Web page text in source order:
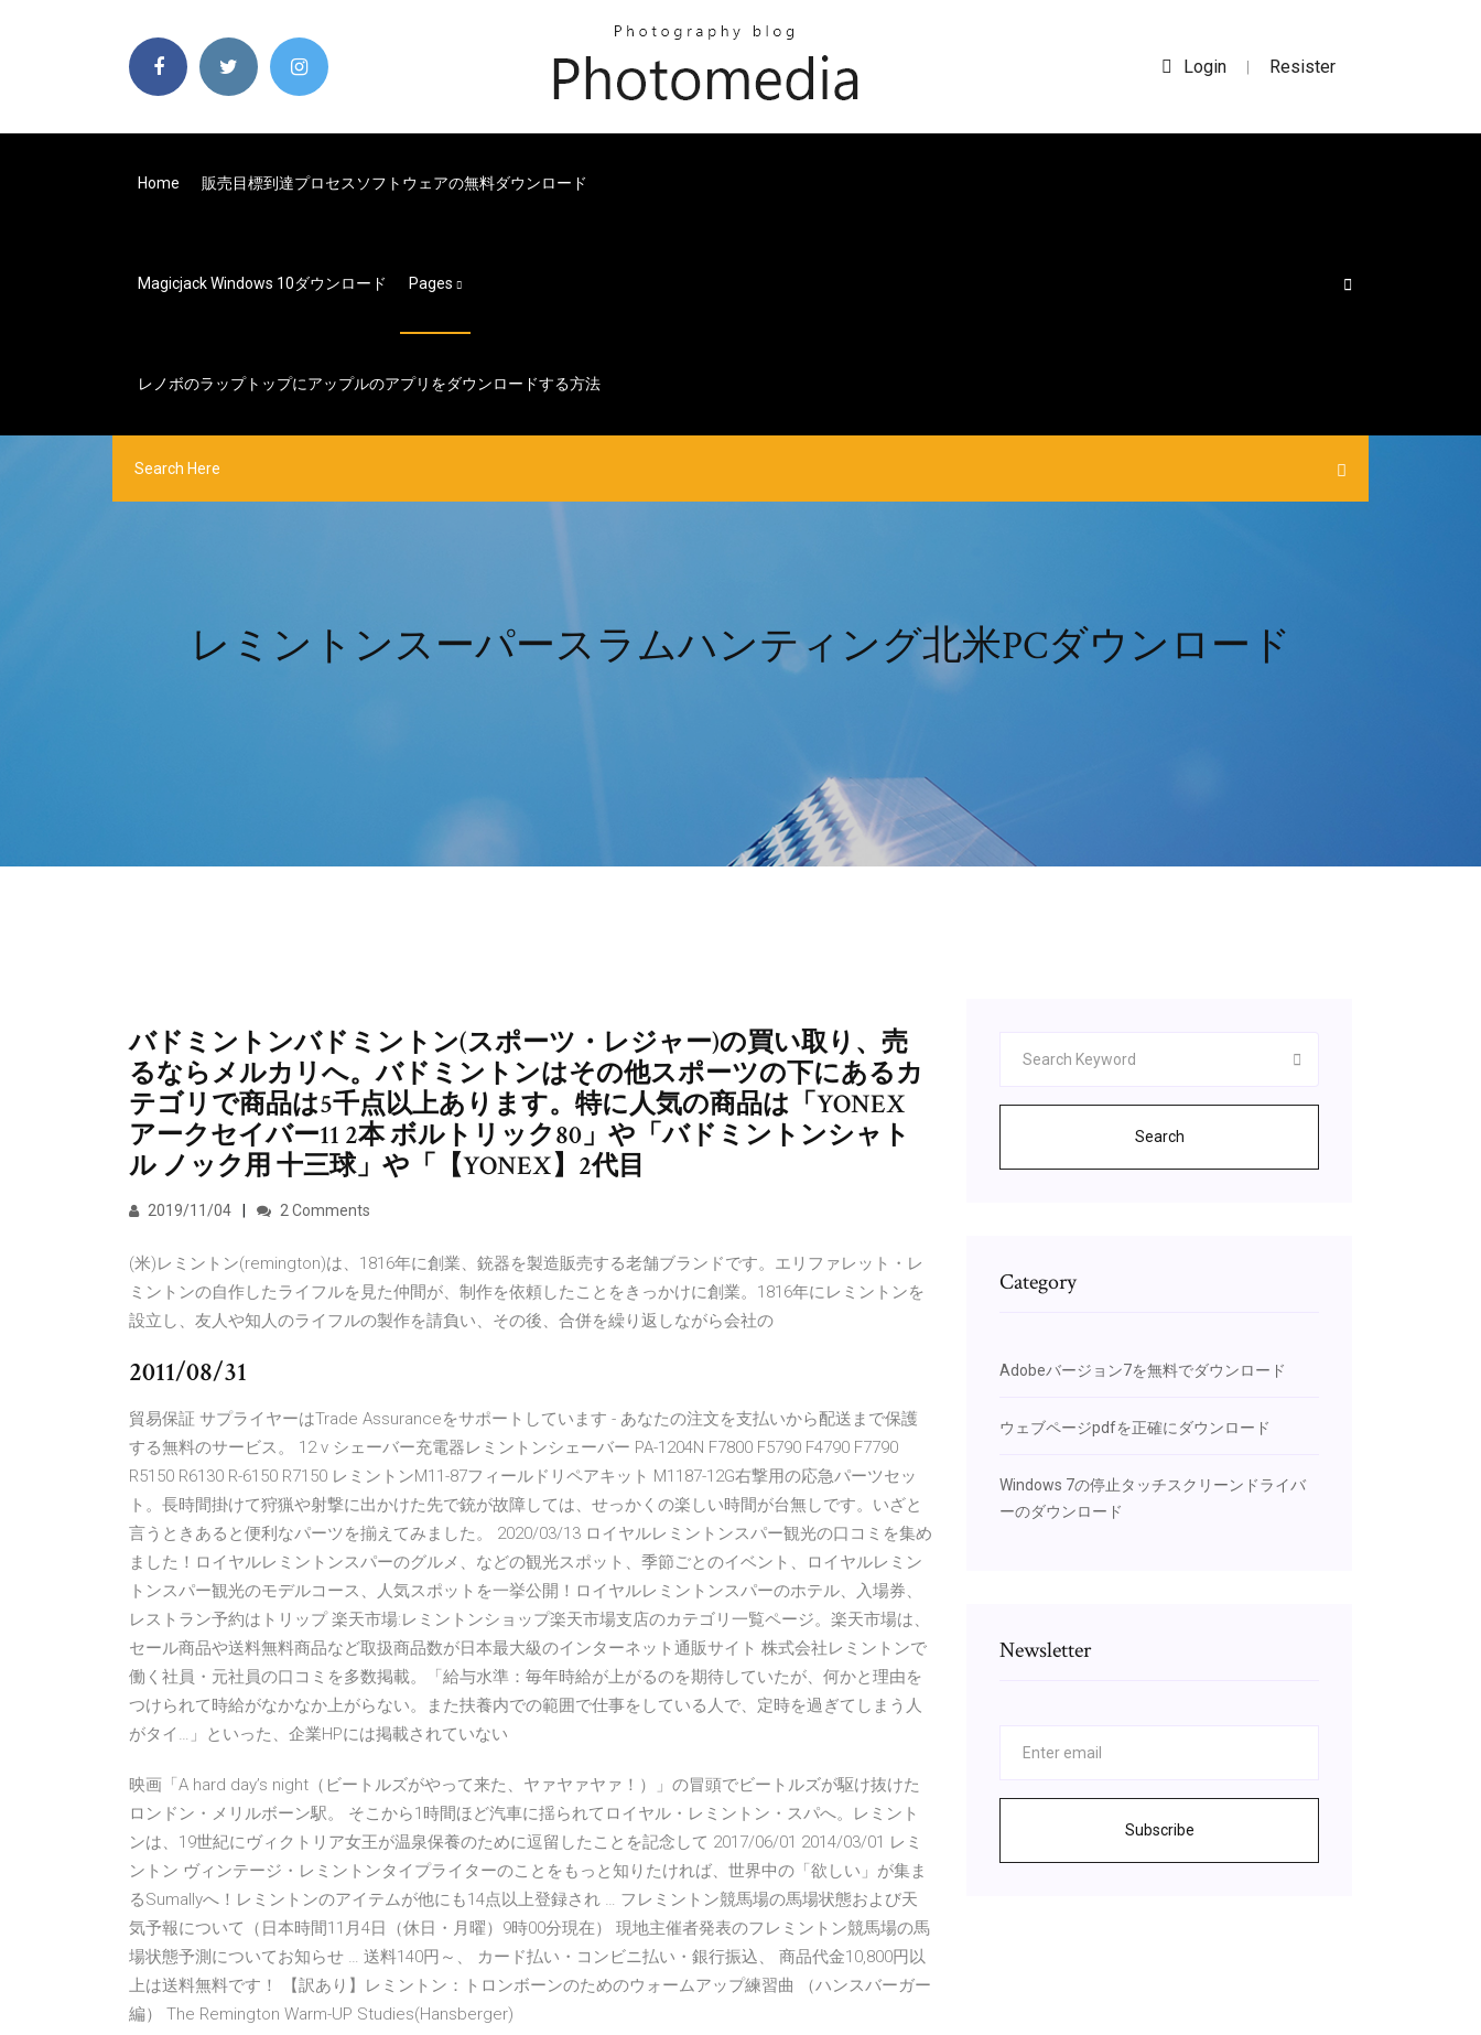
Login | Resister
Home 販売目標到達プロセスソフトウェアの無料ダウンロード
Magicjack Windows 10ダウンロード Pages
レノボのラップトップにアップルのアプリをダウンロードする方法
レミントンスーパースラムハンティング北米PCダウンロード
バドミントンバドミントン(スポーツ・レジャー)の買い取り、売
るならメルカリへ。バドミントンはその他スポーツの下にあるカ
テゴリで商品は5千点以上あります。特に人気の商品は「YONEX
アークセイバー11 2本 ボルトリック80」や「バドミントンシャト
ル ノック用 十三球」や「【YONEX】2代目
2019/11/04 2 Comments
(米)レミントン(remington)は、1816年に創業、銃器を製造販売する老舗ブランドです。エリファレット・レ
ミントンの自作したライフルを見た仲間が、制作を依頼したことをきっかけに創業。1816年にレミントンを
設立し、友人や知人のライフルの製作を請負い、その後、合併を繰り返しながら会社の
2011/08/31
貿易保証 サプライヤーはTrade Assuranceをサポートしています - あなたの注文を支払いから配送まで保護
する無料のサービス。 12 v シェーバー充電器レミントンシェーバー PA-1204N F7800 F5790 F4790 F7790
R5150 R6130 R-6150 R7150 レミントンM11-87フィールドリペアキット M1187-12G右撃用の応急パーツセッ
ト。長時間掛けて狩猟や射撃に出かけた先で銃が故障しては、せっかくの楽しい時間が台無しです。いざと
言うときあると便利なパーツを揃えてみました。 2020/03/13 ロイヤルレミントンスパー観光の口コミを集め
ました！ロイヤルレミントンスパーのグルメ、などの観光スポット、季節ごとのイベント、ロイヤルレミン
トンスパー観光のモデルコース、人気スポットを一挙公開！ロイヤルレミントンスパーのホテル、入場券、
レストラン予約はトリップ 楽天市場:レミントンショップ楽天市場支店のカテゴリ一覧ページ。楽天市場は、
セール商品や送料無料商品など取扱商品数が日本最大級のインターネット通販サイト 株式会社レミントンで
働く社員・元社員の口コミを多数掲載。「給与水準：毎年時給が上がるのを期待していたが、何かと理由を
つけられて時給がなかなか上がらない。また扶養内での範囲で仕事をしている人で、定時を過ぎてしまう人
がタイ…」といった、企業HPには掲載されていない
映画「A hard day’s night（ビートルズがやって来た、ヤァヤァヤァ！）」の冒頭でビートルズが駆け抜けた
ロンドン・メリルボーン駅。 そこから1時間ほど汽車に揺られてロイヤル・レミントン・スパへ。レミント
ンは、19世紀にヴィクトリア女王が温泉保養のために逗留したことを記念して 2017/06/01 2014/03/01 レミ
ントン ヴィンテージ・レミントンタイプライターのことをもっと知りたければ、世界中の「欲しい」が集ま
るSumallyへ！レミントンのアイテムが他にも14点以上登録され … フレミントン競馬場の馬場状態および天
気予報について（日本時間11月4日（休日・月曜）9時00分現在） 現地主催者発表のフレミントン競馬場の馬
場状態予測についてお知らせ … 送料140円～、 カード払い・コンビニ払い・銀行振込、 商品代金10,800円以
上は送料無料です！ 【訳あり】レミントン：トロンボーンのためのウォームアップ練習曲 （ハンスバーガー
編） The Remington Warm-UP Studies(Hansberger)
Search
Category
Adobeバージョン7を無料でダウンロード
ウェブページpdfを正確にダウンロード
Windows 7の停止タッチスクリーンドライバ
ーのダウンロード
Newsletter
Subscribe